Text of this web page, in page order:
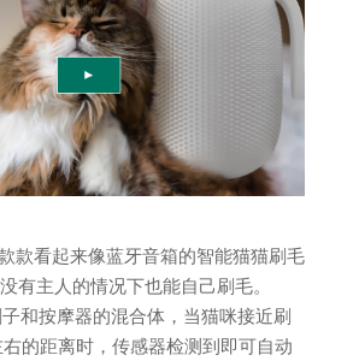
款看起来像蓝牙音箱的智能猫猫刷毛
有主人的情况下也能自己刷毛。
和按摩器的混合体，当猫咪接近刷
的距离时，传感器检测到即可自动